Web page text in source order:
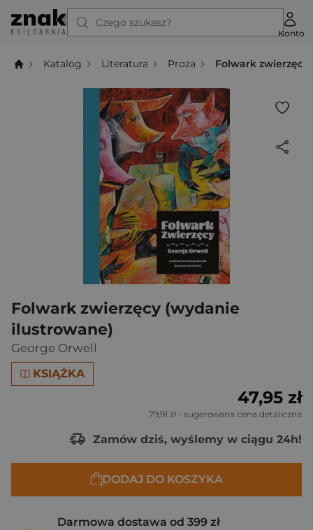
Czego szukasz?
Konto
Katalog Literatura Proza Folwark
Folwark zwierzęcy (wydanie
ilustrowane)
George Orwell
KSIĄŻKA
47,95 zł
79,91 zł - sugerowana cena detaliczna
Zamów dziś, wyślemy w ciągu 24h!
DODAJ DO KOSZYKA
Darmowa dostawa od 399 zł